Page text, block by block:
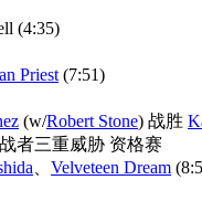
(4:35)
Priest (7:51)
(w/Robert Stone) 战胜
者三重威胁 资格赛
Velveteen Dream